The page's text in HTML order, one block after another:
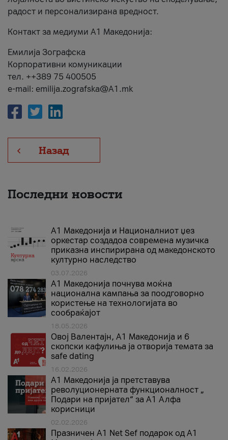
радост и персонализирана вредност.
Контакт за медиуми А1 Македонија:
Емилија Зографска
Корпоративни комуникации
тел. ++389 75 400505
e-mail: emilija.zografska@A1.mk
Назад
Последни новости
А1 Македонија и Националниот џез
оркестар создадоа современа музичка
приказна инспирирана од македонското
културно наследство
03.07.2026
A1 Македонија почнува моќна
национална кампања за поодговорно
користење на технологијата во
сообраќајот
18.05.2026
Овој Валентајн, A1 Македонија и 6
скопски кафулиња ја отворија темата за
safe dating
16.02.2026
А1 Македонија ја претставува
револуционерната функционалност „
Подари на пријател“ за А1 Алфа
корисници
02.02.2026
Празничен A1 Net Sеf подарок од А1